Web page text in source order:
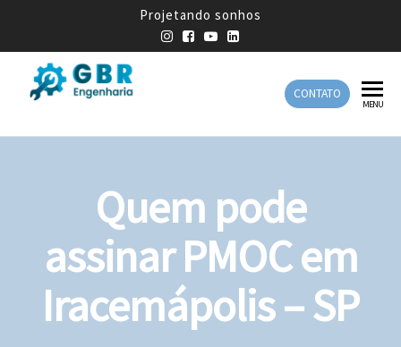
Projetando sonhos
Engenharia
Engenharia
CONTATO
MENU
Quem pode
assinar PMOC em
Iracemápolis – SP